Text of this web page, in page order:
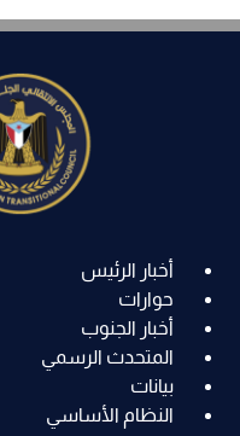
أخبار الرئيس
حوارات
أخبار الجنوب
المتحدث الرسمي
بيانات
النظام الأساسي